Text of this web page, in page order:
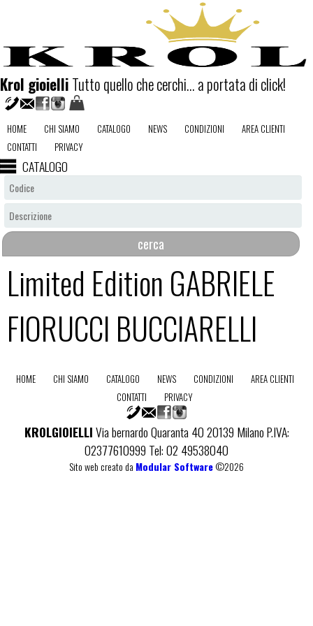
Krol gioielliTutto quello che cerchi... a portata di click!
HOME CHI SIAMO CATALOGO NEWS CONDIZIONI
AREA CLIENTI
CONTATTI
PRIVACY
CATALOGO
Limited Edition GABRIELE
FIORUCCI BUCCIARELLI
HOME CHI SIAMO CATALOGO NEWS CONDIZIONI
AREA CLIENTI
CONTATTI
PRIVACY
KROLGIOIELLIVia bernardo Quaranta 40 20139 Milano P.IVA:
02377610999 Tel: 02 49538040
Sito web creato da Modular Software©2026